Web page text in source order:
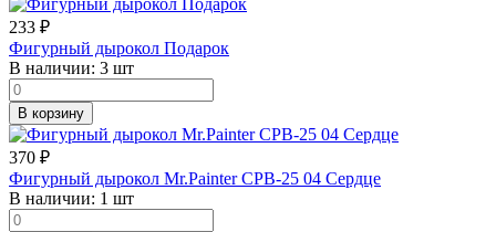
233 ₽
Фигурный дырокол Подарок
В наличии: 3 шт
В корзину
370 ₽
Фигурный дырокол Mr.Painter CPB-25 04 Сердце
В наличии: 1 шт